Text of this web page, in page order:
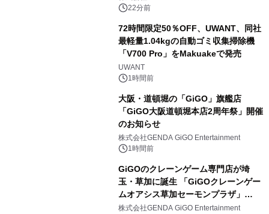
22分前
72時間限定50％OFF、UWANT、同社
最軽量1.04kgの自動ゴミ収集掃除機
「V700 Pro」をMakuakeで発売
UWANT
1時間前
大阪・道頓堀の「GiGO」旗艦店
「GiGO大阪道頓堀本店2周年祭」開催
のお知らせ
株式会社GENDA GiGO Entertainment
1時間前
GiGOのクレーンゲーム専門店が埼
玉・草加に誕生 「GiGOクレーンゲー
ムオアシス草加セーモンプラザ」
2026年8月7日(金)10時グランドオープ
株式会社GENDA GiGO Entertainment